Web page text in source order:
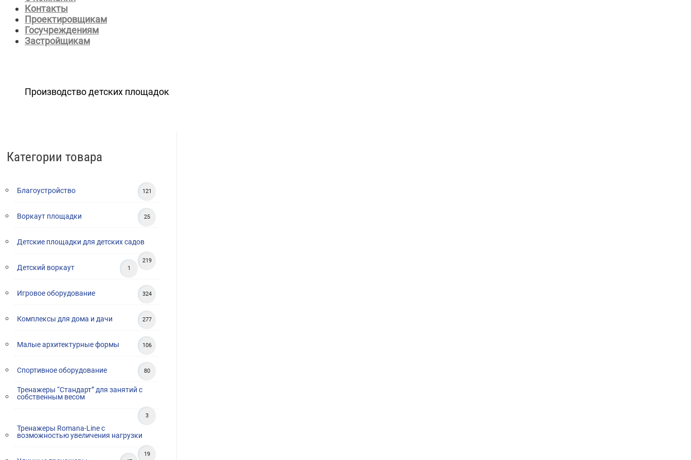
Контакты
Проектировщикам
Госучреждениям
Застройщикам
Производство детских площадок
Категории товара
Благоустройство 121
Воркаут площадки 25
Детские площадки для детских садов
219
Детский воркаут 1
Игровое оборудование 324
Комплексы для дома и дачи 277
Малые архитектурные формы 106
Спортивное оборудование 80
Тренажеры “Стандарт” для занятий с
собственным весом
3
Тренажеры Romana-Line с
возможностью увеличения нагрузки
19